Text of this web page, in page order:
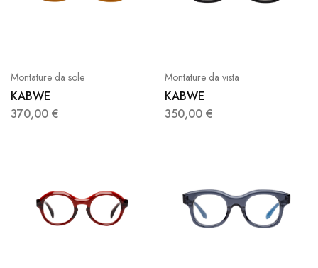
Montature da sole
KABWE
370,00 €
Montature da vista
KABWE
350,00 €